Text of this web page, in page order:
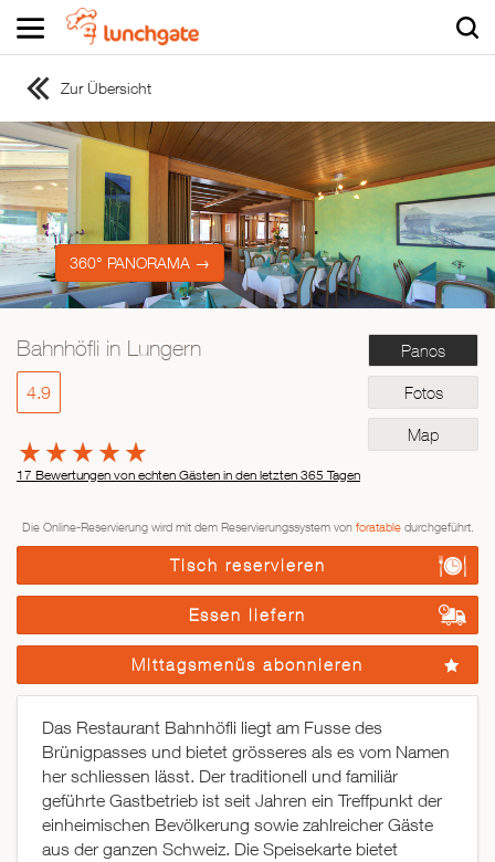
ZUR STARTSEITE
ZUR RESTAURANTSUCHE
Asiatisch
Italienisch
Französisch
Traditionell
Mexikanisch
Spanisch
Zur Übersicht
360° PANORAMA →
Panos
Fotos
Map
Bahnhöfli in Lungern
4.9
17 Bewertungen von echten Gästen in den letzten 365 Tagen
Die Online-Reservierung wird mit dem Reservierungssystem von foratabledurchgeführt.
Tisch reservieren
Essen liefern
Mittagsmenüs abonnieren
Das Restaurant Bahnhöfli liegt am Fusse des
Brünigpasses und bietet grösseres als es vom Namen
her schliessen lässt. Der traditionell und familiär
geführte Gastbetrieb ist seit Jahren ein Treffpunkt der
einheimischen Bevölkerung sowie zahlreicher Gäste
aus der ganzen Schweiz. Die Speisekarte bietet